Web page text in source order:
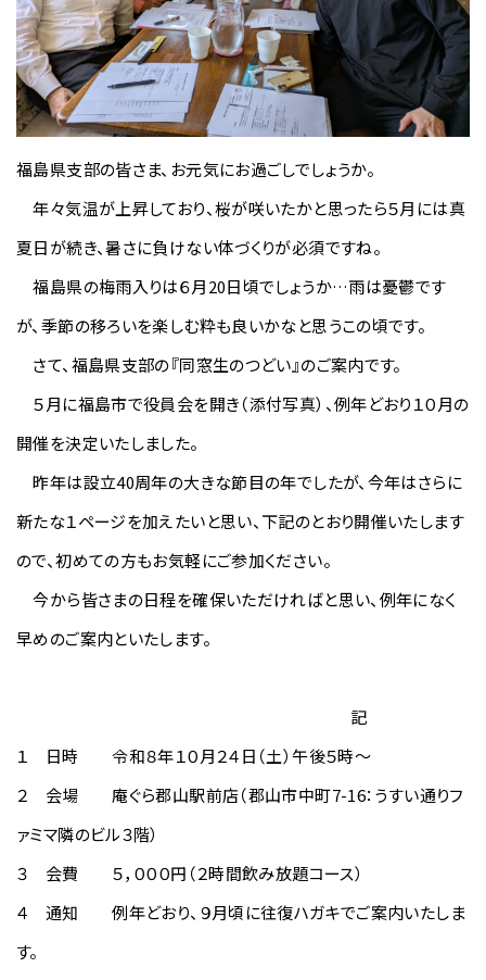
福島県支部の皆さま、お元気にお過ごしでしょうか。
年々気温が上昇しており、桜が咲いたかと思ったら５月には真
夏日が続き、暑さに負けない体づくりが必須ですね。
福島県の梅雨入りは６月20日頃でしょうか…雨は憂鬱です
が、季節の移ろいを楽しむ粋も良いかなと思うこの頃です。
さて、福島県支部の『同窓生のつどい』のご案内です。
５月に福島市で役員会を開き（添付写真）、例年どおり１０月の
開催を決定いたしました。
昨年は設立40周年の大きな節目の年でしたが、今年はさらに
新たな１ページを加えたいと思い、下記のとおり開催いたします
ので、初めての方もお気軽にご参加ください。
今から皆さまの日程を確保いただければと思い、例年になく
早めのご案内といたします。
記
１ 日時 令和８年１０月２４日（土）午後５時～
２ 会場 庵ぐら郡山駅前店（郡山市中町7-16：うすい通りフ
ァミマ隣のビル３階）
３ 会費 ５，０００円（２時間飲み放題コース）
４ 通知 例年どおり、９月頃に往復ハガキでご案内いたしま
す。